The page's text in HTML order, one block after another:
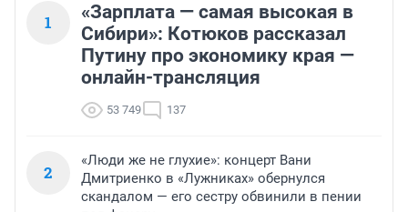
1
«Зарплата — самая высокая в
Сибири»: Котюков рассказал
Путину про экономику края —
онлайн-трансляция
53 749 137
2
«Люди же не глухие»: концерт Вани
Дмитриенко в «Лужниках» обернулся
скандалом — его сестру обвинили в пении